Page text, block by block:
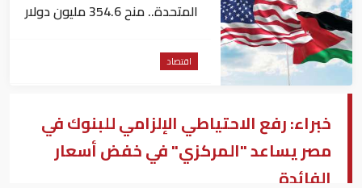
المتحدة.. منح 354.6 مليون دولار
اقتصاد
خبراء: رفع الاحتياطي الإلزامي للبنوك في
مصر يساعد "المركزي" في خفض أسعار
الفائدة